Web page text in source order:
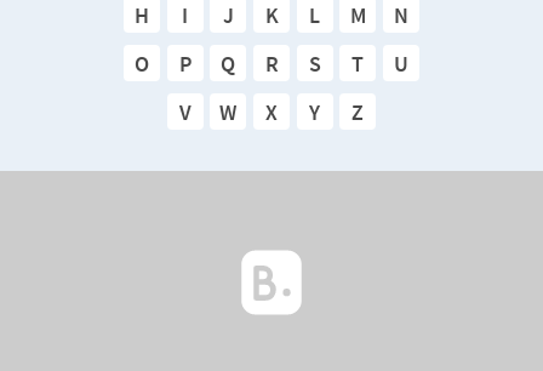
H
I J K L M
N
O
P Q R S T
U
V
W X Y Z